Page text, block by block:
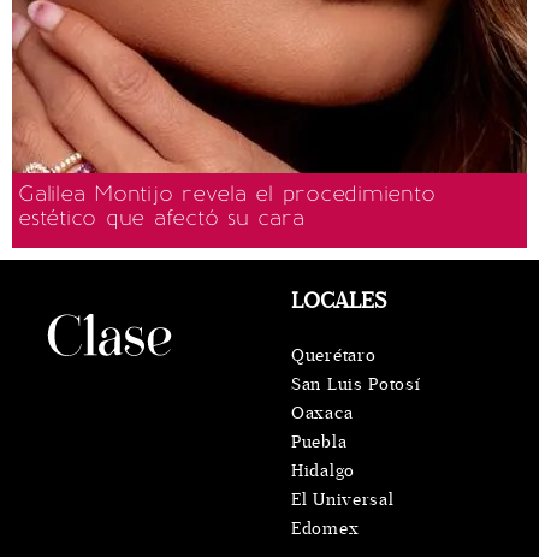
Galilea Montijo revela el procedimiento
estético que afectó su cara
LOCALES
Querétaro
San Luis Potosí
Oaxaca
Puebla
Hidalgo
El Universal
Edomex